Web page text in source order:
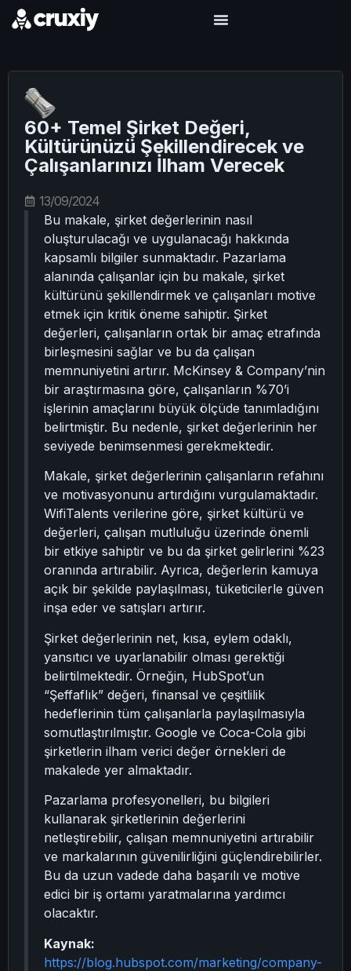
60+ Temel Şirket Değeri,
Kültürünüzü Şekillendirecek ve
Çalışanlarınızı İlham Verecek
13/09/2024
Bu makale, şirket değerlerinin nasıl
oluşturulacağı ve uygulanacağı hakkında
kapsamlı bilgiler sunmaktadır. Pazarlama
alanında çalışanlar için bu makale, şirket
kültürünü şekillendirmek ve çalışanları motive
etmek için kritik öneme sahiptir. Şirket
değerleri, çalışanların ortak bir amaç etrafında
birleşmesini sağlar ve bu da çalışan
memnuniyetini artırır. McKinsey & Company’nin
bir araştırmasına göre, çalışanların %70’i
işlerinin amaçlarını büyük ölçüde tanımladığını
belirtmiştir. Bu nedenle, şirket değerlerinin her
seviyede benimsenmesi gerekmektedir.
Makale, şirket değerlerinin çalışanların refahını
ve motivasyonunu artırdığını vurgulamaktadır.
WifiTalents verilerine göre, şirket kültürü ve
değerleri, çalışan mutluluğu üzerinde önemli
bir etkiye sahiptir ve bu da şirket gelirlerini %23
oranında artırabilir. Ayrıca, değerlerin kamuya
açık bir şekilde paylaşılması, tüketicilerle güven
inşa eder ve satışları artırır.
Şirket değerlerinin net, kısa, eylem odaklı,
yansıtıcı ve uyarlanabilir olması gerektiği
belirtilmektedir. Örneğin, HubSpot’un
“Şeffaflık” değeri, finansal ve çeşitlilik
hedeflerinin tüm çalışanlarla paylaşılmasıyla
somutlaştırılmıştır. Google ve Coca-Cola gibi
şirketlerin ilham verici değer örnekleri de
makalede yer almaktadır.
Pazarlama profesyonelleri, bu bilgileri
kullanarak şirketlerinin değerlerini
netleştirebilir, çalışan memnuniyetini artırabilir
ve markalarının güvenilirliğini güçlendirebilirler.
Bu da uzun vadede daha başarılı ve motive
edici bir iş ortamı yaratmalarına yardımcı
olacaktır.
Kaynak:
https://blog.hubspot.com/marketing/company-